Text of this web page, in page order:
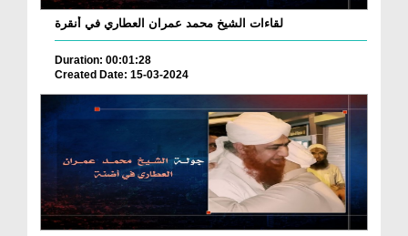
لقاءات الشيخ محمد عمران العطاري في أنقرة
Duration: 00:01:28
Created Date: 15-03-2024